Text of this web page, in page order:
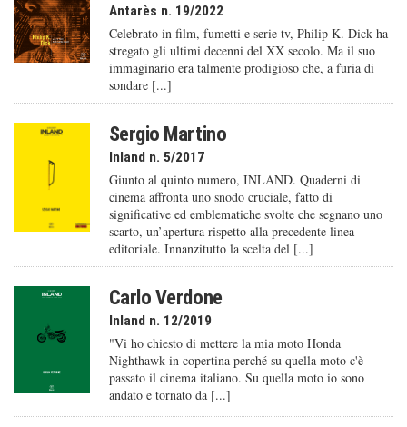
Antarès n. 19/2022
Celebrato in film, fumetti e serie tv, Philip K. Dick ha
stregato gli ultimi decenni del XX secolo. Ma il suo
immaginario era talmente prodigioso che, a furia di
sondare [...]
Sergio Martino
Inland n. 5/2017
Giunto al quinto numero, INLAND. Quaderni di
cinema affronta uno snodo cruciale, fatto di
significative ed emblematiche svolte che segnano uno
scarto, un’apertura rispetto alla precedente linea
editoriale. Innanzitutto la scelta del [...]
Carlo Verdone
Inland n. 12/2019
"Vi ho chiesto di mettere la mia moto Honda
Nighthawk in copertina perché su quella moto c'è
passato il cinema italiano. Su quella moto io sono
andato e tornato da [...]